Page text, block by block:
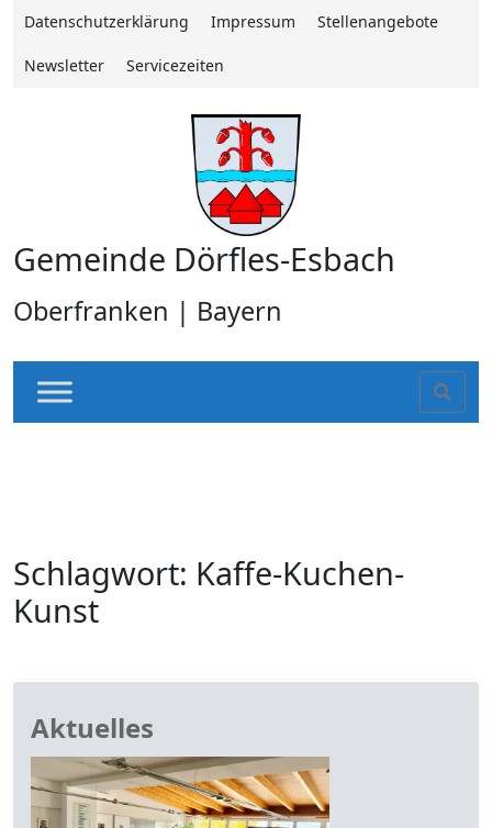
Datenschutzerklärung Impressum Stellenangebote
Newsletter Servicezeiten
Gemeinde Dörfles-Esbach
Oberfranken | Bayern
Schlagwort: Kaffe-Kuchen-
Kunst
Aktuelles